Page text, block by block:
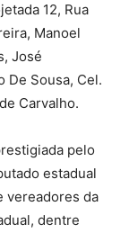
12, Rua
Manoel
José
De Sousa, Cel.
Carvalho.
pelo
estadual
vereadores da
dentre